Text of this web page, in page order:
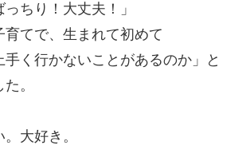
っちり！大丈夫！」
育てで、生まれて初めて
手く行かないことがあるのか」と
。
大好き。